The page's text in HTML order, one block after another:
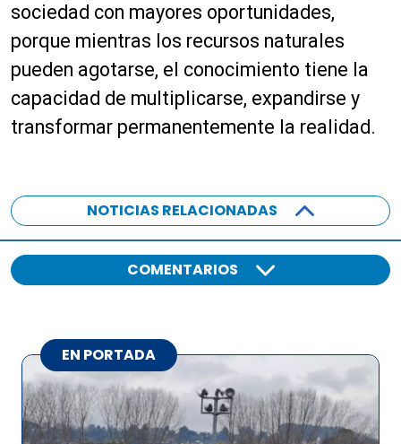
sociedad con mayores oportunidades,
porque mientras los recursos naturales
pueden agotarse, el conocimiento tiene la
capacidad de multiplicarse, expandirse y
transformar permanentemente la realidad.
NOTICIAS RELACIONADAS
COMENTARIOS
EN PORTADA